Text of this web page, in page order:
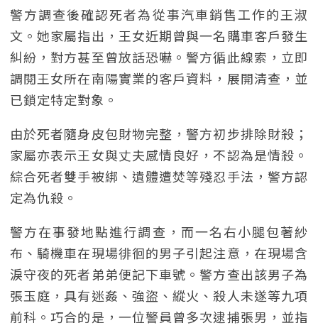
警方調查後確認死者為從事汽車銷售工作的王淑
文。她家屬指出，王女近期曾與一名購車客戶發生
糾紛，對方甚至曾放話恐嚇。警方循此線索，立即
調閱王女所在南陽實業的客戶資料，展開清查，並
已鎖定特定對象。
由於死者隨身皮包財物完整，警方初步排除財殺；
家屬亦表示王女與丈夫感情良好，不認為是情殺。
綜合死者雙手被綁、遺體遭焚等殘忍手法，警方認
定為仇殺。
警方在事發地點進行調查，而一名右小腿包著紗
布、騎機車在現場徘徊的男子引起注意，在現場含
淚守夜的死者弟弟便記下車號。警方查出該男子為
張玉庭，具有迷姦、強盜、縱火、殺人未遂等九項
前科。巧合的是，一位警員曾多次逮捕張男，並指